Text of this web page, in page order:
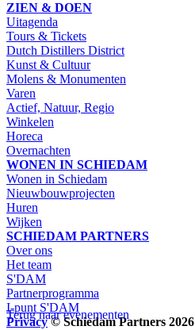
Terug naar evenementen
ZIEN & DOEN
Uitagenda
Tours & Tickets
Dutch Distillers District
Kunst & Cultuur
Molens & Monumenten
Varen
Actief, Natuur, Regio
Winkelen
Horeca
Overnachten
WONEN IN SCHIEDAM
Wonen in Schiedam
Nieuwbouwprojecten
Huren
Wijken
SCHIEDAM PARTNERS
Over ons
Het team
S'DAM
Partnerprogramma
I-punt S'DAM
Privacy © Schiedam Partners 2026